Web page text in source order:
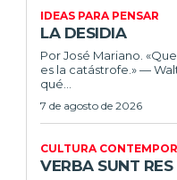
IDEAS PARA PENSAR
LA DESIDIA
Por José Mariano.
es la catástrofe.» —
qué...
7 de agosto de 2026
CULTURA
VERBA SUNT RES